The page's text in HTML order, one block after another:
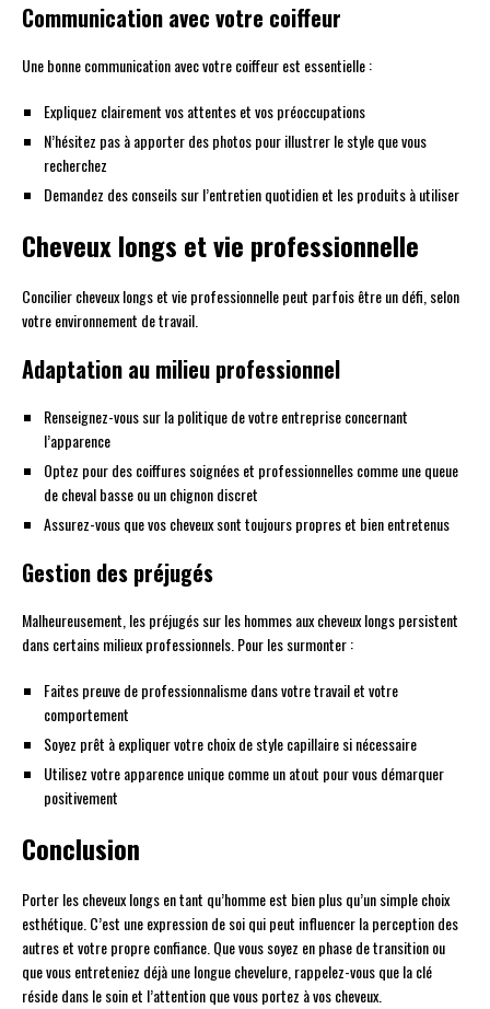
Communication avec votre coiffeur
Une bonne communication avec votre coiffeur est essentielle :
Expliquez clairement vos attentes et vos préoccupations
N’hésitez pas à apporter des photos pour illustrer le style que vous
recherchez
Demandez des conseils sur l’entretien quotidien et les produits à utiliser
Cheveux longs et vie professionnelle
Concilier cheveux longs et vie professionnelle peut parfois être un défi, selon
votre environnement de travail.
Adaptation au milieu professionnel
Renseignez-vous sur la politique de votre entreprise concernant
l’apparence
Optez pour des coiffures soignées et professionnelles comme une queue
de cheval basse ou un chignon discret
Assurez-vous que vos cheveux sont toujours propres et bien entretenus
Gestion des préjugés
Malheureusement, les préjugés sur les hommes aux cheveux longs persistent
dans certains milieux professionnels. Pour les surmonter :
Faites preuve de professionnalisme dans votre travail et votre
comportement
Soyez prêt à expliquer votre choix de style capillaire si nécessaire
Utilisez votre apparence unique comme un atout pour vous démarquer
positivement
Conclusion
Porter les cheveux longs en tant qu’homme est bien plus qu’un simple choix
esthétique. C’est une expression de soi qui peut influencer la perception des
autres et votre propre confiance. Que vous soyez en phase de transition ou
que vous entreteniez déjà une longue chevelure, rappelez-vous que la clé
réside dans le soin et l’attention que vous portez à vos cheveux.